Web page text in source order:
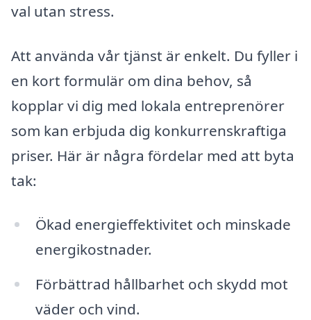
val utan stress.
Att använda vår tjänst är enkelt. Du fyller i
en kort formulär om dina behov, så
kopplar vi dig med lokala entreprenörer
som kan erbjuda dig konkurrenskraftiga
priser. Här är några fördelar med att byta
tak:
Ökad energieffektivitet och minskade
energikostnader.
Förbättrad hållbarhet och skydd mot
väder och vind.